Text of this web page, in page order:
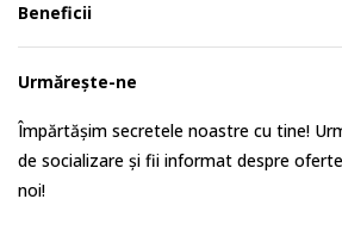
Beneficii
Urmărește-ne
Împărtășim secretele noastre cu tine!
de socializare și fii informat despre
noi!